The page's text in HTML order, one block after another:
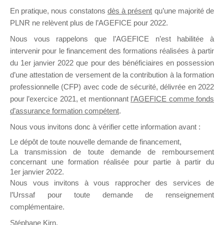
il y a un mois
Ce groupe est destiné aux Organismes de
Formation qui souhaitent répondre à l’Appel à
Propositions Mallette du Dirigeant.
Ce groupe propose un forum dédié au support
sur lequel il est possible de laisser un message
ou poser une question.
NB : Il est nécessaire d’être
pouvoir rejoindre ce groupe
En pratique, nous constatons dès à présent qu’une majorité de
PLNR ne relèvent plus de l’AGEFICE pour 2022.
Nous vous rappelons que l’AGEFICE n’est habilitée à
intervenir pour le financement des formations réalisées à partir
du 1er janvier 2022 que pour des bénéficiaires en possession
d’une attestation de versement de la contribution à la formation
professionnelle (CFP) avec code de sécurité, délivrée en 2022
pour l’exercice 2021, et mentionnant l’AGEFICE comme fonds
d’assurance formation compétent.
Nous vous invitons donc à vérifier cette information avant :
Le dépôt de toute nouvelle demande de financement,
La transmission de toute demande de remboursement
concernant une formation réalisée pour partie à partir du
1er janvier 2022.
Nous vous invitons à vous rapprocher des services de
l’Urssaf pour toute demande de renseignement
complémentaire.
Stéphane Kirn,